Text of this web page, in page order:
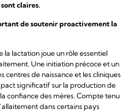
claires.
de soutenir proactivement la
la lactation joue un rôle essentiel
Une initiation précoce et un
centres de naissance et les cliniques
significatif sur la production de
confiance des mères. Compte tenu
dans certains pays